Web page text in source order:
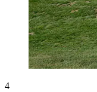
4